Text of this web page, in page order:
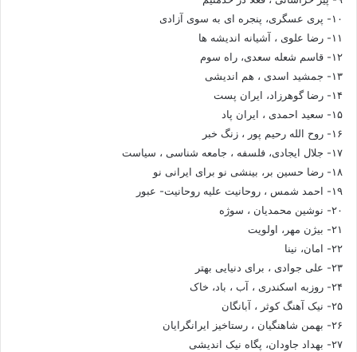
۱۰- پری عسگری، پنجره ای به سوی آزادی
۱۱- رضا علوی ، آشیانه اندیشه ها
۱۲- قاسم شعله سعدی، راه سوم
۱۳- جمشید اسدی ، هم اندیشی
۱۴- رضا گوهرزاد، ایران پست
۱۵- سعید احمدی ، ایران پاد
۱۶- روح الله رحیم پور ، زنگ خبر
۱۷- جلال ایجادی، فلسفه ، جامعه شناسی ، سیاست
۱۸- رضا حسین بر، بینشی نو برای ایرانی نو
۱۹- احمد شمس ، روحانیت علیه روحانیت- عبور
۲۰- نوشین محمدیان ، سوژه
۲۱- بیژن مهر، اولویت
۲۲- امان، نینا
۲۳- علی جوادی ، برای دنیایی بهتر
۲۴- روزبه اسکندری ، آب ، باد، خاک
۲۵- نیک آهنگ کوثر ، آبانگان
۲۶- بهمن شاهنگیان ، رستاخیز ایرانگرایان
۲۷- بهداد جاودان، پگاه نیک اندیشی